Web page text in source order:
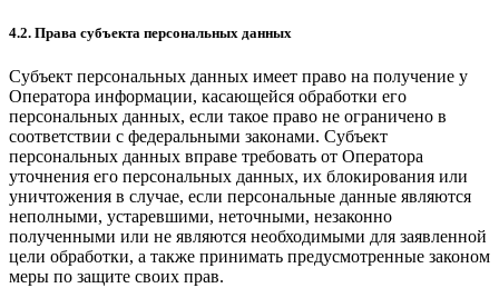
4.2. Права субъекта персональных данных
Субъект персональных данных имеет право на получение у
Оператора информации, касающейся обработки его
персональных данных, если такое право не ограничено в
соответствии с федеральными законами. Субъект
персональных данных вправе требовать от Оператора
уточнения его персональных данных, их блокирования или
уничтожения в случае, если персональные данные являются
неполными, устаревшими, неточными, незаконно
полученными или не являются необходимыми для заявленной
цели обработки, а также принимать предусмотренные законом
меры по защите своих прав.